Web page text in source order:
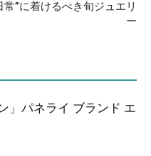
常”に着けるべき旬ジュエリ
ー
」パネライ ブランド エ